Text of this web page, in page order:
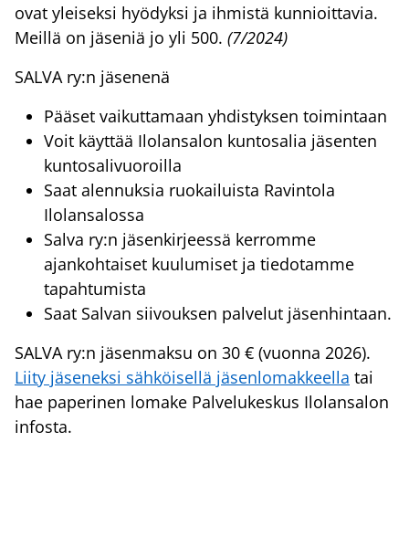
ovat yleiseksi hyödyksi ja ihmistä kunnioittavia.
Meillä on jäseniä jo yli 500. (7/2024)
SALVA ry:n jäsenenä
Pääset vaikuttamaan yhdistyksen toimintaan
Voit käyttää Ilolansalon kuntosalia jäsenten
kuntosalivuoroilla
Saat alennuksia ruokailuista Ravintola
Ilolansalossa
Salva ry:n jäsenkirjeessä kerromme
ajankohtaiset kuulumiset ja tiedotamme
tapahtumista
Saat Salvan siivouksen palvelut jäsenhintaan.
SALVA ry:n jäsenmaksu on 30 € (vuonna 2026).
Liity jäseneksi sähköisellä jäsenlomakkeella tai
hae paperinen lomake Palvelukeskus Ilolansalon
infosta.